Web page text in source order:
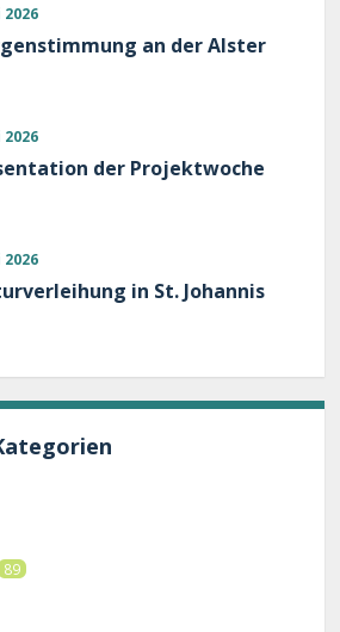
2026
an der Alster
2026
der Projektwoche
2026
in St. Johannis
89